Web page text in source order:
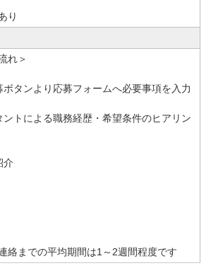
り
れ＞
ボタンより応募フォームへ必要事項を入力
ントによる職務経歴・希望条件のヒアリン
介
絡までの平均期間は1～2週間程度です